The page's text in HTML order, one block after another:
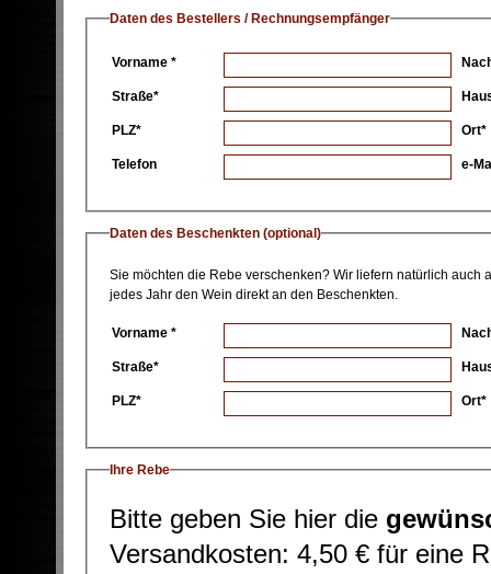
Daten des Bestellers / Rechnungsempfänger
Vorname *
Straße*
PLZ* Ort*
Telefon e-
Daten des Beschenkten (optional)
Sie möchten die Rebe verschenken? Wir liefern natürlich
jedes Jahr den Wein direkt an den Beschenkten.
Vorname *
Straße*
PLZ* Ort*
Ihre Rebe
Bitte geben Sie hier die
Versandkosten: 4,50 € für eine